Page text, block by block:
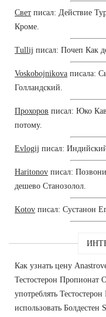
Свет писал: Действие
Кроме.
Tullij писал: Почеп Как
Voskobojnikova писала:
Голландский.
Прохоров писал: Юко
потому.
Evlogij писал:
Haritonov писал:
дешево Cтанозолол.
Kotov писал: Сустанон
Как узнать цену
Тестостерон Пропионат
употреблять
использовать